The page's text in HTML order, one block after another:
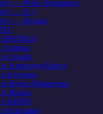
— Фэйс Букашкин:
— Я :)
— Яндекс
КНОПКА
Google
Адресную Книгу
Будущее
Видео-Маркетинг
Жизнь
КИНО
Кладовку